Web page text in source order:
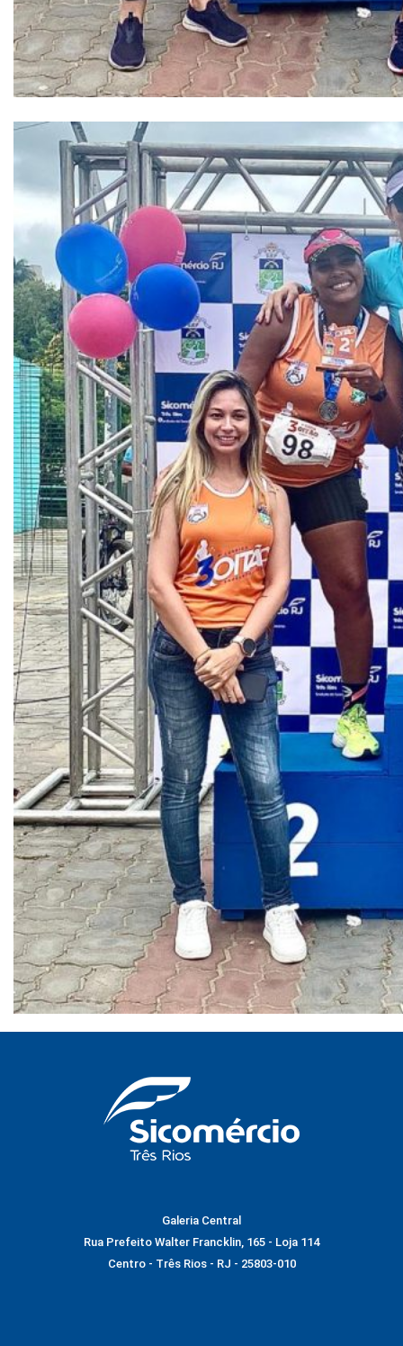
Galeria Central
Rua Prefeito Walter Francklin, 165 - Loja 114
Centro - Três Rios - RJ - 25803-010